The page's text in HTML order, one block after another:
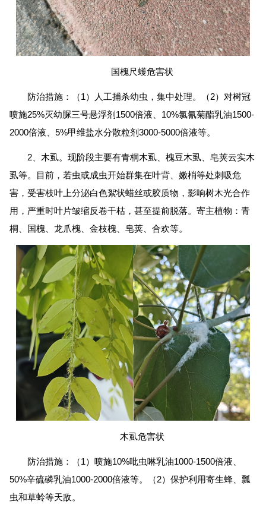
国槐尺蠖危害状
防治措施：（1）人工捕杀幼虫，集中处理。（2）对树冠
喷施25%灭幼脲三号悬浮剂1500倍液、10%氯氰菊酯乳油1500-
2000倍液、5%甲维盐水分散粒剂3000-5000倍液等。
2、木虱。现阶段主要有青桐木虱、槐豆木虱、皂荚云实木
虱等。目前，若虫或成虫开始群集在叶背、嫩梢等处刺吸危
害，受害枝叶上分泌白色絮状蜡丝或胶质物，影响树木光合作
用，严重时叶片皱缩反卷干枯，甚至提前脱落。寄主植物：青
桐、国槐、龙爪槐、金枝槐、皂荚、合欢等。
木虱危害状
防治措施：（1）喷施10%吡虫啉乳油1000-1500倍液、
50%辛硫磷乳油1000-2000倍液等。（2）保护利用寄生蜂、瓢
虫和草蛉等天敌。